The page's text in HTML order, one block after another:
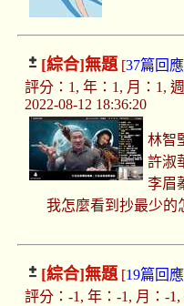
[綜合]無題[37篇回應
評分：1, 年：1, 月：1,
2022-08-12 18:36:20
林智
許淑
李眉
我怎麼看到抄最少的
[綜合]無題[19篇回應
評分：-1, 年：-1, 月：-